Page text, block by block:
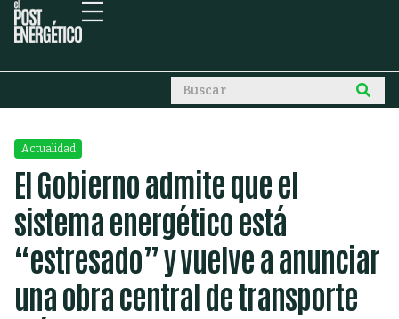
Actualidad
El Gobierno admite que el
sistema energético está
“estresado” y vuelve a anunciar
una obra central de transporte